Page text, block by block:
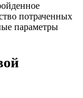
потраченных
параметры